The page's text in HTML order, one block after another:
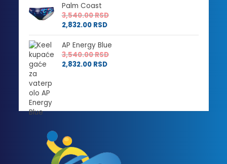
Palm Coast
3,540.00RSD
2,832.00 RSD
AP Energy Blue
3,540.00RSD
2,832.00 RSD